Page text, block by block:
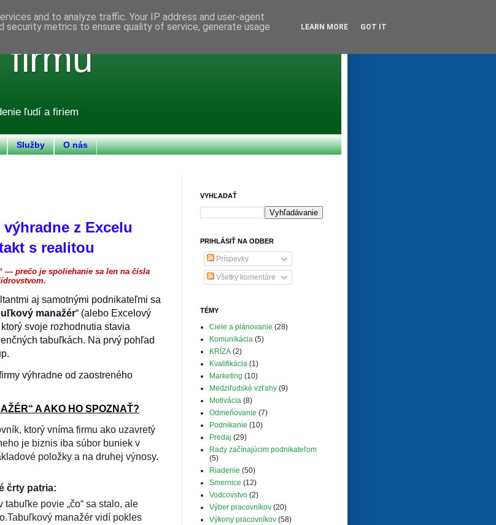
firmu
ľudí a firiem
Služby O nás
z Excelu
s realitou
— prečo je spoliehanie sa len na čísla
aj samotnými podnikateľmi sa
manažér“ (alebo Excelový
svoje rozhodnutia stavia
tabuľkách. Na prvý pohľad
výhradne od zaostreného
A AKO HO SPOZNAŤ?
ktorý vníma firmu ako uzavretý
je biznis iba súbor buniek v
položky a na druhej výnosy.
črty patria:
tabuľke povie „čo“ sa stalo, ale
manažér vidí pokles
VYHĽADAŤ
PRIHLÁSIŤ NA ODBER
Príspevky
Všetky komentáre
TÉMY
Ciele a plánovanie (28)
Komunikácia (5)
KRÍZA (2)
Kvalifikácia (1)
Marketing (10)
Medziľudské vzťahy (9)
Motivácia (8)
Odmeňovanie (7)
Podnikanie (10)
Predaj (29)
Rady začínajúcim podnikateľom
(5)
Riadenie (50)
Smernice (12)
Vodcovstvo (2)
Výber pracovníkov (20)
Výkony pracovníkov (58)
and to analyze traffic. Your IP address and user-agent
security metrics to ensure quality of service, generate usage
LEARN MORE GOT IT